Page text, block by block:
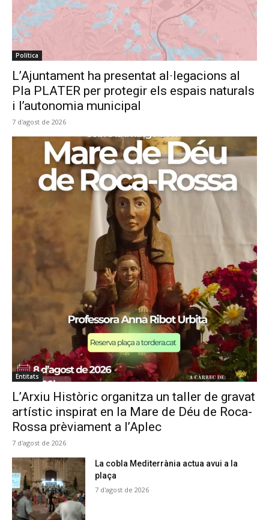
Política
L’Ajuntament ha presentat al·legacions al
Pla PLATER per protegir els espais naturals
i l’autonomia municipal
7 d'agost de 2026
Entitats
L’Arxiu Històric organitza un taller de gravat
artístic inspirat en la Mare de Déu de Roca-
Rossa prèviament a l’Aplec
7 d'agost de 2026
La cobla Mediterrània actua avui a la
plaça
7 d'agost de 2026